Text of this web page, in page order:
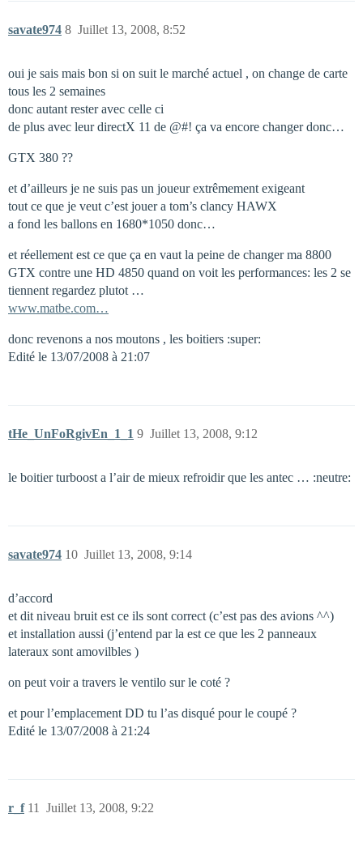
savate974 Juillet 13, 2008, 8:52
8
oui je sais mais bon si on suit le marché actuel , on change de carte
tous les 2 semaines
donc autant rester avec celle ci
de plus avec leur directX 11 de @#! ça va encore changer donc…
GTX 380 ??
et d’ailleurs je ne suis pas un joueur extrêmement exigeant
tout ce que je veut c’est jouer a tom’s clancy HAWX
a fond les ballons en 1680*1050 donc…
et réellement est ce que ça en vaut la peine de changer ma 8800
GTX contre une HD 4850 quand on voit les performances: les 2 se
tiennent regardez plutot …
www.matbe.com…
donc revenons a nos moutons , les boitiers :super:
Edité le 13/07/2008 à 21:07
tHe_UnFoRgivEn_1_1 Juillet 13, 2008, 9:12
9
le boitier turboost a l’air de mieux refroidir que les antec … :neutre:
savate974 Juillet 13, 2008, 9:14
10
d’accord
et dit niveau bruit est ce ils sont correct (c’est pas des avions ^^)
et installation aussi (j’entend par la est ce que les 2 panneaux
lateraux sont amovilbles )
on peut voir a travers le ventilo sur le coté ?
et pour l’emplacement DD tu l’as disqué pour le coupé ?
Edité le 13/07/2008 à 21:24
r_f Juillet 13, 2008, 9:22
11